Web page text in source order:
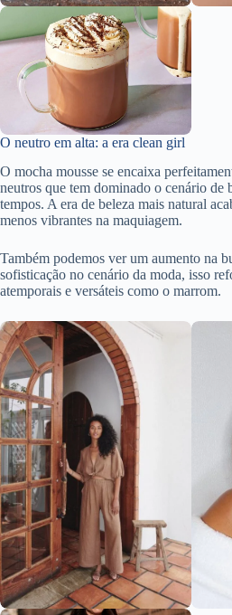
O neutro em alta: a era clean girl
O mocha mousse se encaixa
neutros que tem dominado o cenário de
tempos. A era de beleza mais natural
menos vibrantes na maquiagem.
Também podemos ver um aumento na
sofisticação no cenário da moda, isso
atemporais e versáteis como o marrom.